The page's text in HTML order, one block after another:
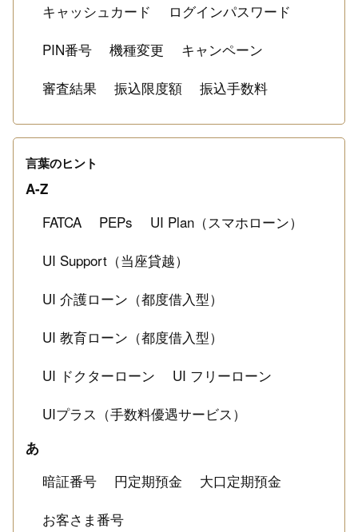
キャッシュカード
ログインパスワード
PIN番号
機種変更
キャンペーン
審査結果
振込限度額 振込手数料
言葉のヒント
A-Z
FATCA PEPs
UI Plan（スマホローン）
UI Support（当座貸越）
UI 介護ローン（都度借入型）
UI 教育ローン（都度借入型）
UI ドクターローン
UI フリーローン
UIプラス（手数料優遇サービス）
あ
暗証番号 円定期預金
大口定期預金
お客さま番号